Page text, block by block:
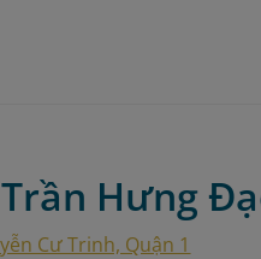
Hưng
Cư Trinh, Quận 1